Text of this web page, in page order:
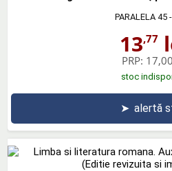
PARALELA 45
13,77
PRP:
stoc
➤ alertă